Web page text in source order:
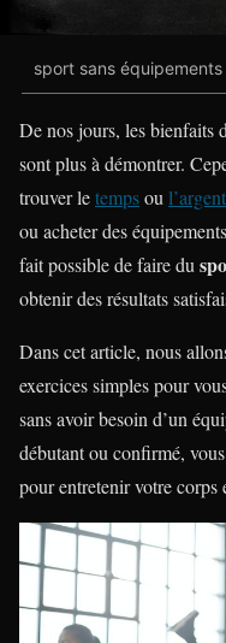
sport sans équipements
De nos jours, les bienfaits
sont plus à démontrer.
trouver letempsoul’argent
ou acheter des
fait possible de faire du
obtenir des résultats
Dans cet article, nous
exercices simples pour
sans avoir besoin d’un
débutant ou confirmé,
pour entretenir votre corps